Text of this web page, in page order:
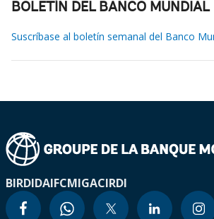
BOLETÍN DEL BANCO MUNDIAL
Suscríbase al boletín semanal del Banco
BIRDIDAIFCMIGACIRDI